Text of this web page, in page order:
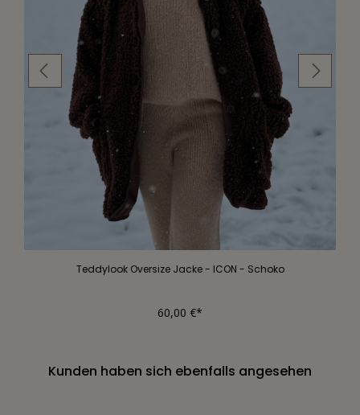
Teddylook Oversize Jacke - ICON - Schoko
60,00 €*
Kunden haben sich ebenfalls angesehen